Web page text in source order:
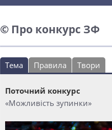
© Про конкурс ЗФ
Тема Правила Твори
Поточний конкурс
«Можливість зупинки»